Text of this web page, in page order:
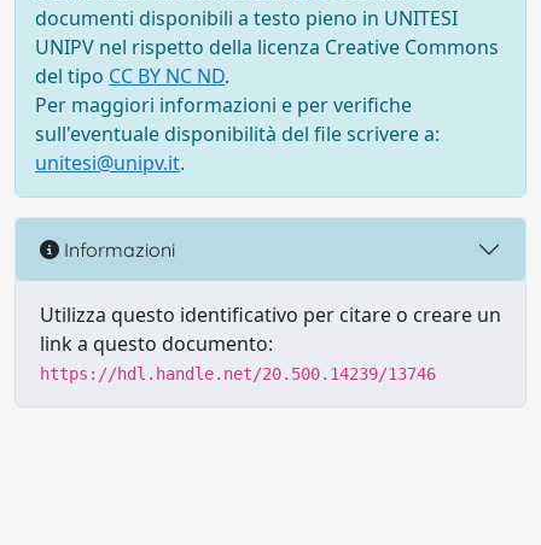
documenti disponibili a testo pieno in UNITESI
UNIPV nel rispetto della licenza Creative Commons
del tipo CC BY NC ND.
Per maggiori informazioni e per verifiche
sull'eventuale disponibilità del file scrivere a:
unitesi@unipv.it.
Informazioni
Utilizza questo identificativo per citare o creare un
link a questo documento:
https://hdl.handle.net/20.500.14239/13746